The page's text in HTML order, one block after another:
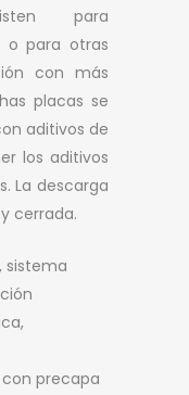
para
o para otras
con más
placas se
aditivos de
los aditivos
La descarga
cerrada.
sistema
precapa